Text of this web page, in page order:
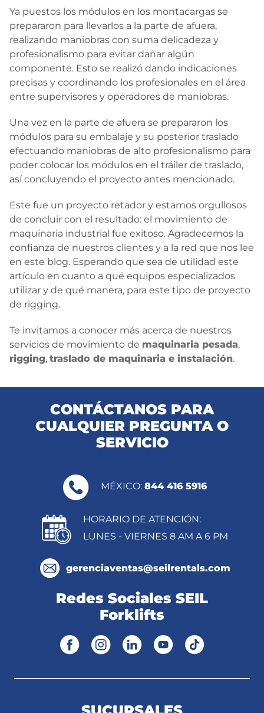
Ya puestos los módulos en los montacargas se
prepararon para llevarlos a la parte de afuera,
realizando maniobras con suma delicadeza y
profesionalismo para evitar dañar algún
componente. Esto se realizó dando indicaciones
precisas y coordinando los profesionales en el área
entre supervisores y operadores de maniobras.
Una vez en la parte de afuera se prepararon los
módulos para su embalaje y su posterior traslado
efectuando maniobras de alto profesionalismo para
poder colocar los módulos en el tráiler de traslado,
así concluyendo el proyecto antes mencionado.
Este fue un proyecto retador y estamos orgullosos
de concluir con el resultado: el movimiento de
maquinaria industrial fue exitoso. Agradecemos la
confianza de nuestros clientes y a la red que nos lee
en este blog. Esperando que sea de utilidad este
artículo en cuanto a qué equipos especializados
utilizar y de qué manera, para este tipo de proyecto
de rigging.
Te invitamos a conocer más acerca de nuestros
servicios de movimiento de maquinaria pesada,
rigging, traslado de maquinaria e instalación.
CONTÁCTANOS PARA
CUALQUIER PREGUNTA O
SERVICIO
MÉXICO: 844 416 5916
HORARIO DE ATENCIÓN:
LUNES - VIERNES 8 AM A 6 PM
gerenciaventas@seilrentals.com
Redes Sociales SEIL
Forklifts